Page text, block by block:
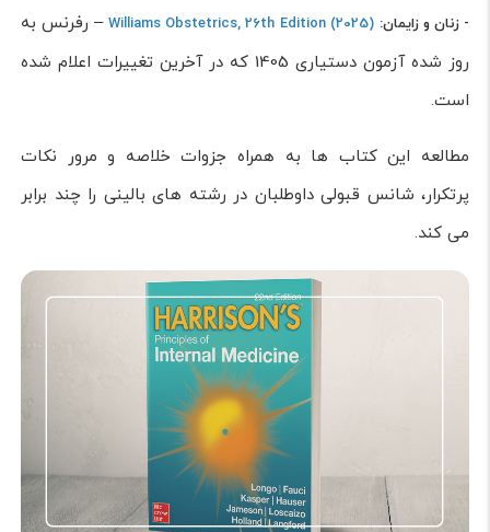
- زنان و زایمان: Williams Obstetrics, 26th Edition (2025)– رفرنس به
روز شده آزمون دستیاری 1405 که در آخرین تغییرات اعلام شده
است.
مطالعه این کتاب ها به همراه جزوات خلاصه و مرور نکات
پرتکرار، شانس قبولی داوطلبان در رشته های بالینی را چند برابر
می کند.